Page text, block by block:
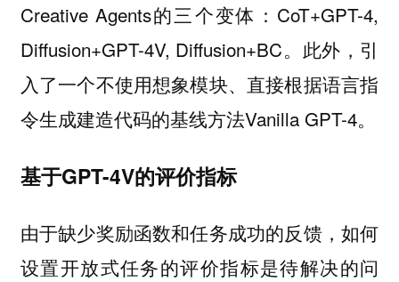
Creative Agents的三个变体：CoT+GPT-4,
Diffusion+GPT-4V, Diffusion+BC。此外，引
入了一个不使用想象模块、直接根据语言指
令生成建造代码的基线方法Vanilla GPT-4。
基于GPT-4V的评价指标
由于缺少奖励函数和任务成功的反馈，如何
设置开放式任务的评价指标是待解决的问